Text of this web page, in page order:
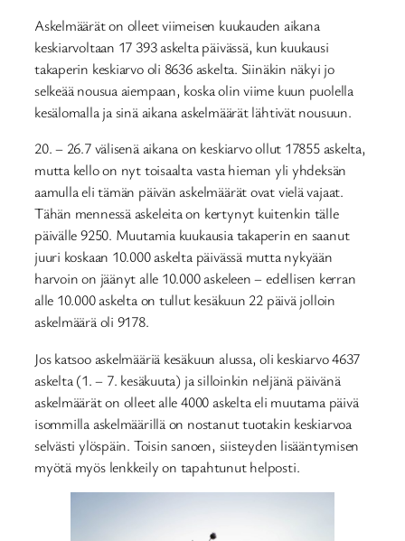
Askelmäärät on olleet viimeisen kuukauden aikana
keskiarvoltaan 17 393 askelta päivässä, kun kuukausi
takaperin keskiarvo oli 8636 askelta. Siinäkin näkyi jo
selkeää nousua aiempaan, koska olin viime kuun puolella
kesälomalla ja sinä aikana askelmäärät lähtivät nousuun.
20. – 26.7 välisenä aikana on keskiarvo ollut 17855 askelta,
mutta kello on nyt toisaalta vasta hieman yli yhdeksän
aamulla eli tämän päivän askelmäärät ovat vielä vajaat.
Tähän mennessä askeleita on kertynyt kuitenkin tälle
päivälle 9250. Muutamia kuukausia takaperin en saanut
juuri koskaan 10.000 askelta päivässä mutta nykyään
harvoin on jäänyt alle 10.000 askeleen – edellisen kerran
alle 10.000 askelta on tullut kesäkuun 22 päivä jolloin
askelmäärä oli 9178.
Jos katsoo askelmääriä kesäkuun alussa, oli keskiarvo 4637
askelta (1. – 7. kesäkuuta) ja silloinkin neljänä päivänä
askelmäärät on olleet alle 4000 askelta eli muutama päivä
isommilla askelmäärillä on nostanut tuotakin keskiarvoa
selvästi ylöspäin. Toisin sanoen, siisteyden lisääntymisen
myötä myös lenkkeily on tapahtunut helposti.